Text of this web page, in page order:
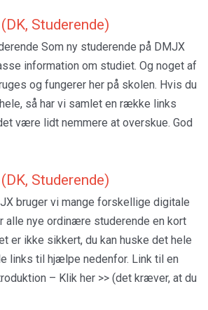
Studerende)
Som ny studerende på DMJX
information om studiet. Og noget af
og fungerer her på skolen. Hvis du
så har vi samlet en række links
være lidt nemmere at overskue. God
Studerende)
bruger vi mange forskellige digitale
alle nye ordinære studerende en kort
er ikke sikkert, du kan huske det hele
links til hjælpe nedenfor. Link til en
– Klik her >> (det kræver, at du